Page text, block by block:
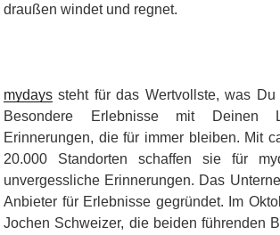
draußen windet und regnet.
mydays steht für das Wertvollste, was
Besondere Erlebnisse mit Deinen
Erinnerungen, die für immer bleiben. Mit
20.000 Standorten schaffen sie für
unvergessliche Erinnerungen. Das
Anbieter für Erlebnisse gegründet. Im
Jochen Schweizer, die beiden führenden